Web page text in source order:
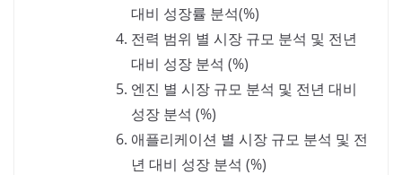
대비 성장률 분석(%)
전력 범위 별 시장 규모 분석 및 전년
대비 성장 분석 (%)
엔진 별 시장 규모 분석 및 전년 대비
성장 분석 (%)
애플리케이션 별 시장 규모 분석 및 전
년 대비 성장 분석 (%)